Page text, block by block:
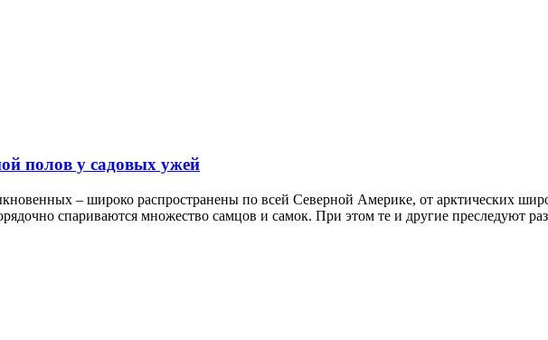
полов у садовых ужей
– широко распространены по всей Северной Америке, от арктических
спариваются множество самцов и самок. При этом те и другие преследуют